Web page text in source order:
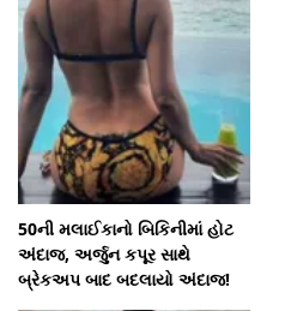
50ની મલાઈકાનો બિકિનીમાં હોટ
અંદાજ, અર્જુન કપૂર સાથે
બ્રેકઅપ બાદ બદલાયો અંદાજ!